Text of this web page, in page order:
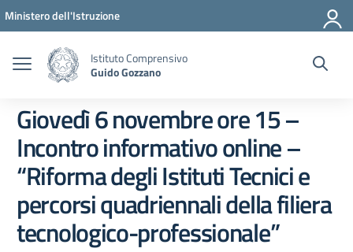
Vai ai contenuti
Vai al menu di navigazione
Vai al footer
Ministero dell'Istruzione
Istituto Comprensivo
Guido Gozzano
Giovedì 6 novembre ore 15 –
Incontro informativo online –
“Riforma degli Istituti Tecnici e
percorsi quadriennali della filiera
tecnologico-professionale”